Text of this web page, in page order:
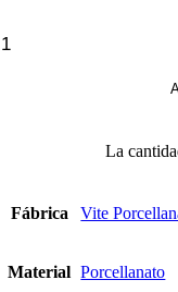
La
Fábrica Vite
Material Porcellanato